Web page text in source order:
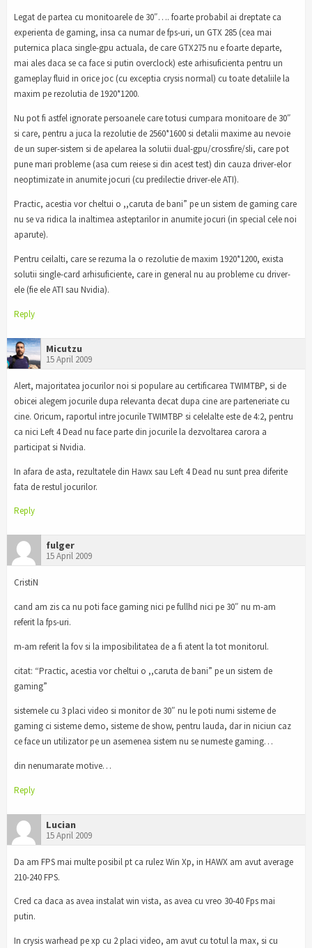
Legat de partea cu monitoarele de 30″…. foarte probabil ai dreptate ca
experienta de gaming, insa ca numar de fps-uri, un GTX 285 (cea mai
puternica placa single-gpu actuala, de care GTX275 nu e foarte departe,
mai ales daca se ca face si putin overclock) este arhisuficienta pentru un
gameplay fluid in orice joc (cu exceptia crysis normal) cu toate detaliile la
maxim pe rezolutia de 1920*1200.
Nu pot fi astfel ignorate persoanele care totusi cumpara monitoare de 30″
si care, pentru a juca la rezolutie de 2560*1600 si detalii maxime au nevoie
de un super-sistem si de apelarea la solutii dual-gpu/crossfire/sli, care pot
pune mari probleme (asa cum reiese si din acest test) din cauza driver-elor
neoptimizate in anumite jocuri (cu predilectie driver-ele ATI).
Practic, acestia vor cheltui o ,,caruta de bani” pe un sistem de gaming care
nu se va ridica la inaltimea asteptarilor in anumite jocuri (in special cele noi
aparute).
Pentru ceilalti, care se rezuma la o rezolutie de maxim 1920*1200, exista
solutii single-card arhisuficiente, care in general nu au probleme cu driver-
ele (fie ele ATI sau Nvidia).
Reply
Micutzu
15 April 2009
Alert, majoritatea jocurilor noi si populare au certificarea TWIMTBP, si de
obicei alegem jocurile dupa relevanta decat dupa cine are parteneriate cu
cine. Oricum, raportul intre jocurile TWIMTBP si celelalte este de 4:2, pentru
ca nici Left 4 Dead nu face parte din jocurile la dezvoltarea carora a
participat si Nvidia.
In afara de asta, rezultatele din Hawx sau Left 4 Dead nu sunt prea diferite
fata de restul jocurilor.
Reply
fulger
15 April 2009
CristiN
cand am zis ca nu poti face gaming nici pe fullhd nici pe 30″ nu m-am
referit la fps-uri.
m-am referit la fov si la imposibilitatea de a fi atent la tot monitorul.
citat: “Practic, acestia vor cheltui o ,,caruta de bani” pe un sistem de
gaming”
sistemele cu 3 placi video si monitor de 30″ nu le poti numi sisteme de
gaming ci sisteme demo, sisteme de show, pentru lauda, dar in niciun caz
ce face un utilizator pe un asemenea sistem nu se numeste gaming…
din nenumarate motive…
Reply
Lucian
15 April 2009
Da am FPS mai multe posibil pt ca rulez Win Xp, in HAWX am avut average
210-240 FPS.
Cred ca daca as avea instalat win vista, as avea cu vreo 30-40 Fps mai
putin.
In crysis warhead pe xp cu 2 placi video, am avut cu totul la max, si cu